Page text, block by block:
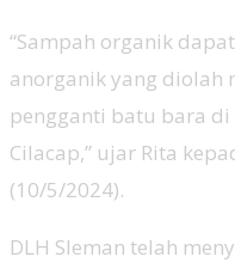
“Sampah organik
anorganik yang diolah
pengganti batu bara
Cilacap,” ujar Rita
(10/5/2024).
DLH Sleman telah